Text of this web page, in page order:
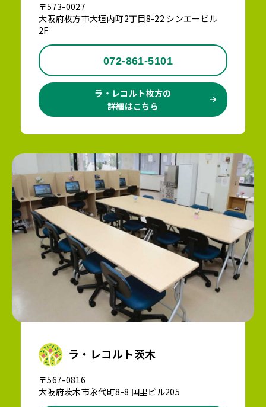
〒573-0027
大阪府枚方市大垣内町2丁目8-22 シンエービル
2F
072-861-5101
ラ・レコルト枚方の
詳細はこちら
ラ・レコルト茨木
〒567-0816
大阪府茨木市永代町8-8 国里ビル205